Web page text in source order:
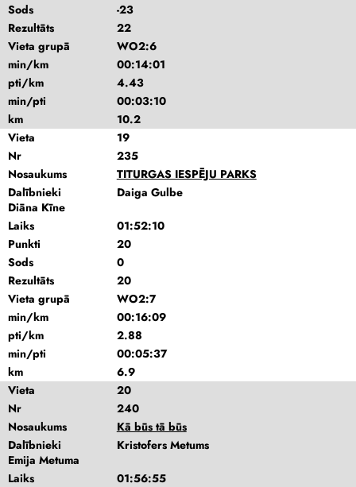
Sods
-23
Rezultāts
22
Vieta grupā
WO2:6
min/km
00:14:01
pti/km
4.43
min/pti
00:03:10
km
10.2
Vieta
19
Nr
235
Nosaukums
TITURGAS IESPĒJU PARKS
Dalībnieki
Daiga Gulbe
Diāna Kīne
Laiks
01:52:10
Punkti
20
Sods
0
Rezultāts
20
Vieta grupā
WO2:7
min/km
00:16:09
pti/km
2.88
min/pti
00:05:37
km
6.9
Vieta
20
Nr
240
Nosaukums
Kā būs tā būs
Dalībnieki
Kristofers Metums
Emija Metuma
Laiks
01:56:55